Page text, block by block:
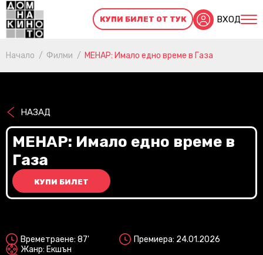
КУПИ БИЛЕТ ОТ ТУК ВХОД
Начало Филми МЕНАР: Имало едно време в Газа
НАЗАД
МЕНАР: Имало едно време в
Газа
КУПИ БИЛЕТ
Времетраене: 87'
Премиера: 24.01.2026
Жанр: Екшън